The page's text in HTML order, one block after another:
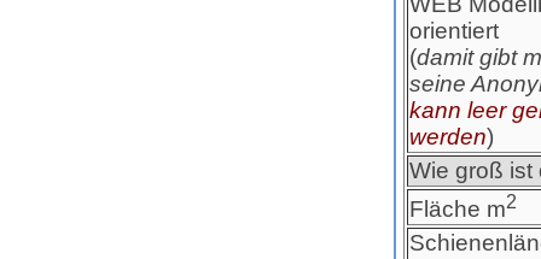
orientiert
(damit gibt
seine
kann leer
werden)
Wie groß ist
Fläche m2